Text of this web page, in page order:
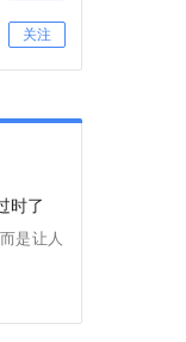
关注
时了
是让人